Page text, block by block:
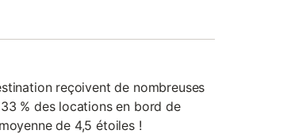
reçoivent de nombreuses
% des locations en bord de
de 4,5 étoiles !